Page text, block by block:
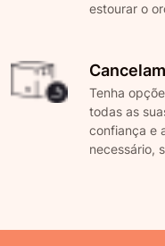
estourar o
Tenha
todas as
confiança e
necessário,